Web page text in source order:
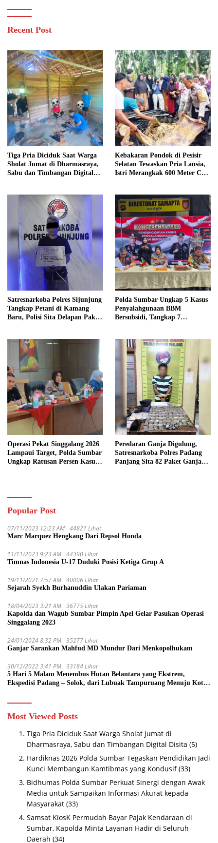
Recent Post
Tiga Pria Diciduk Saat Warga
Sholat Jumat di Dharmasraya,
Sabu dan Timbangan Digital
Kebakaran Pondok di Pesisir
Selatan Tewaskan Pria Lansia,
Istri Merangkak 600 Meter Cari
Satresnarkoba Polres Sijunjung
Tangkap Petani di Kamang
Baru, Polisi Sita Delapan Paket
Polda Sumbar Ungkap 5 Kasus
Penyalahgunaan BBM
Bersubsidi, Tangkap 7
Operasi Pekat Singgalang 2026
Lampaui Target, Polda Sumbar
Ungkap Ratusan Persen Kasus
Peredaran Ganja Digulung,
Satresnarkoba Polres Padang
Panjang Sita 82 Paket Ganja
Popular Post
07/11/2023 12:23 AM 44821 Lihat
Marc Marquez Hengkang Dari Repsol Honda
11/11/2023 9:23 AM 44390 Lihat
Timnas Indonesia U-17 Duduki Posisi Ketiga Grup A
19/11/2021 7:57 AM 40006 Lihat
Sejarah Syekh Burhanuddin Ulakan Pariaman
18/04/2023 3:21 AM 36775 Lihat
Kapolda dan Wagub Sumbar Pimpin Apel Gelar Pasukan Operasi
Singgalang 2023
24/01/2024 8:32 PM 35277 Lihat
Ganjar Sarankan Mahfud MD Mundur Dari Menkopolhukam
30/12/2022 3:41 PM 33184 Lihat
5 Hari 5 Malam Menembus Hutan Belantara yang Ekstrem,
Ekspedisi Padang – Solok, dari Lubuak Tampuruang Menuju Koto
Most Viewed Posts
Tiga Pria Diciduk Saat Warga Sholat Jumat di
Dharmasraya, Sabu dan Timbangan Digital Disita (5)
Hardiknas 2026 Polda Sumbar Tegaskan Pendidikan Jadi
Kunci Membangun Kamtibmas yang Kondusif (33)
Bidhumas Polda Sumbar Perkuat Sinergi dengan Awak
Media untuk Sampaikan Informasi Akurat kepada
Masyarakat (33)
Samsat KiosK Permudah Bayar Pajak Kendaraan di
Sumbar, Kapolda Minta Layanan Hadir di Seluruh
Daerah (34)